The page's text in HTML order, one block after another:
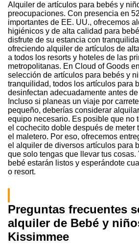
Alquiler de artículos para bebés y
preocupaciones. Con presencia en
importantes de EE. UU., ofrecemos
higiénicos y de alta calidad para
disfrute de su estancia con
ofreciendo alquiler de artículos de
a todos los resorts y hoteles de las
metropolitanas. En Cloud of Goods
selección de artículos para bebés y
tranquilidad, todos los artículos para
desinfectan adecuadamente antes
Incluso si planeas un viaje por
pequeño, deberías considerar
equipo necesario. Es posible que no
el cochecito doble después de meter
el maletero. Por eso, ofrecemos
el alquiler de diversos artículos para
que solo tengas que llevar tus cosas.
bebé estarán listos y esperándote
o resort.
Preguntas frecuentes
alquiler de Bebé y
Kissimmee